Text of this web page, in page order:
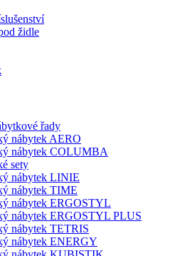
židle
řady
nábytek AERO
nábytek COLUMBA
sety
nábytek LINIE
nábytek TIME
nábytek ERGOSTYL
nábytek ERGOSTYL PLUS
nábytek TETRIS
nábytek ENERGY